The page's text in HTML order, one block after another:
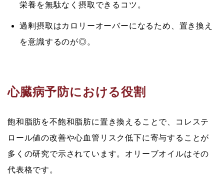
栄養を無駄なく摂取できるコツ。
過剰摂取はカロリーオーバーになるため、置き換え
を意識するのが◎。
心臓病予防における役割
飽和脂肪を不飽和脂肪に置き換える ことで、コレステ
ロール値の改善や心血管リスク低下に寄与することが
多くの研究で示されています。オリーブオイルはその
代表格です。